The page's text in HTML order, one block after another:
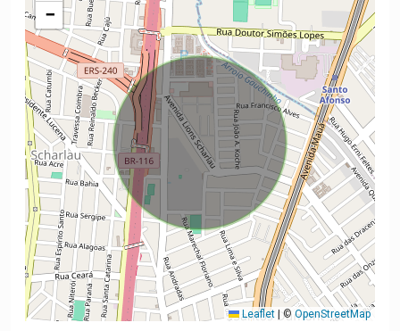
−
Leaflet | © OpenStreetMap